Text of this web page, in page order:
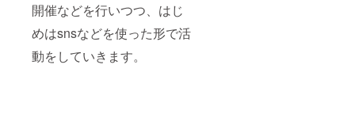
開催などを行いつつ、はじ
めはsnsなどを使った形で活
動をしていきます。